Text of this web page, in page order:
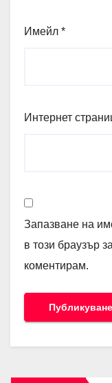
Имейл *
Интернет
Запазване на
в този браузър
коментирам.